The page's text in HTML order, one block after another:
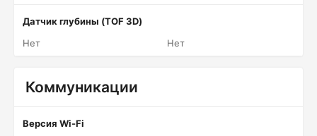
Датчик глубины (TOF 3D)
Нет
Нет
Коммуникации
Версия Wi-Fi